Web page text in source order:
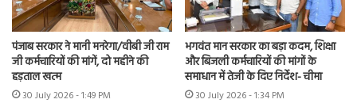
पंजाब सरकार ने मानी मनरेगा/वीबी जी राम
जी कर्मचारियों की मांगें, दो महीने की
हड़ताल खत्म
30 July 2026 - 1:49 PM
भगवंत मान सरकार का बड़ा कदम, शिक्षा
और बिजली कर्मचारियों की मांगों के
समाधान में तेजी के दिए निर्देश- चीमा
30 July 2026 - 1:34 PM